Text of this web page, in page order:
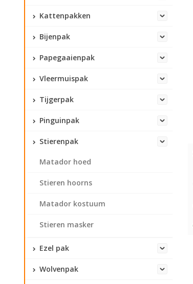
Kattenpakken
Bijenpak
Papegaaienpak
Vleermuispak
Tijgerpak
Pinguinpak
Stierenpak
Matador hoed
Stieren hoorns
Matador kostuum
Stieren masker
Ezel pak
Wolvenpak